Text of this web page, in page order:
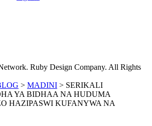
Ruby Design Company. All Rights
> MADINI > SERIKALI
YA BIDHAA NA HUDUMA
HAZIPASWI KUFANYWA NA